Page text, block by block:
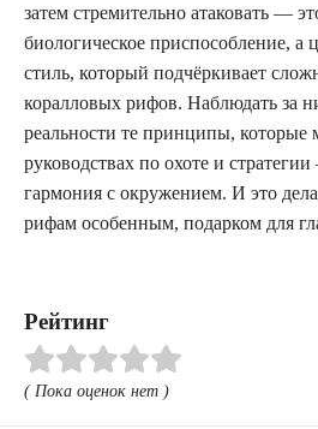
затем стремительно атаковать —
биологическое приспособление, а
стиль, который подчёркивает
коралловых рифов. Наблюдать за
реальности те принципы,
руководствах по охоте и
гармония с окружением. И это
рифам особенным, подарком для
Рейтинг
( Пока оценок нет )